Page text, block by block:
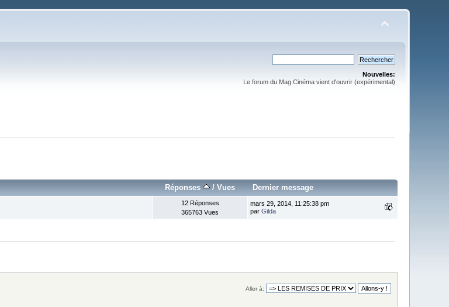
Nouvelles:
Le forum du Mag Cinéma vient d'ouvrir (expérimental)
Réponses / Vues Dernier message
12 Réponses
365763 Vues
mars 29, 2014, 11:25:38 pm
parGilda
Aller à: